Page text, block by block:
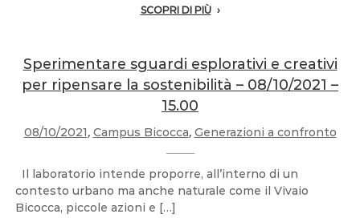
SCOPRI DI PIÙ
Sperimentare sguardi esplorativi e creativi
per ripensare la sostenibilità – 08/10/2021 –
15.00
08/10/2021, Campus Bicocca, Generazioni a confronto
Il laboratorio intende proporre, all’interno di un
contesto urbano ma anche naturale come il Vivaio
Bicocca, piccole azioni e […]